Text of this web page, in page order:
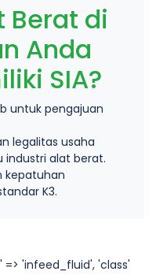
Berat di
Anda
SIA?
untuk pengajuan
legalitas usaha
industri alat berat.
kepatuhan
K3.
'infeed_fluid', 'class'